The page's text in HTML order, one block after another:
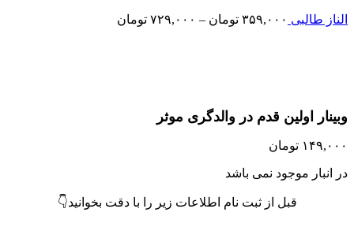
طالبی۳۵۹,۰۰۰ تومان– ۷۲۹,۰۰۰ تومان
اولین قدم در والدگری موثر
تومان
انبار موجود نمی باشد
قبل از ثبت نام اطلاعات زیر را با دقت بخوانید👇